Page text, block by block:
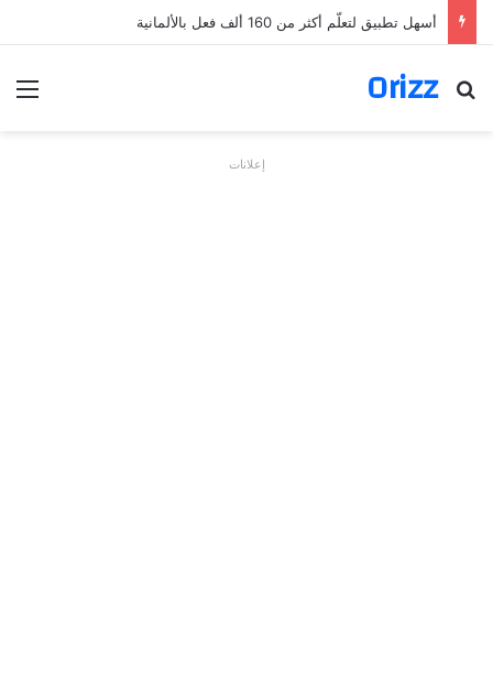
أسهل تطبيق لتعلّم أكثر من 160 ألف فعل بالألمانية
Orizz
بحث عن
إعلانات